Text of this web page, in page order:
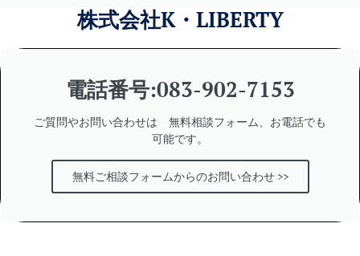
電話番号:083-902-7153
ご質問やお問い合わせは 無料相談フォーム、お電話でも
可能です。
無料ご相談フォームからのお問い合わせ >>
株式会社K・LIBERTY